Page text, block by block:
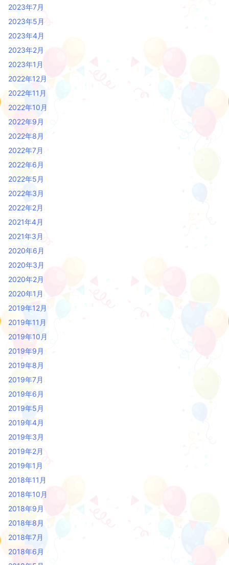
2023年7月
2023年5月
2023年4月
2023年2月
2023年1月
2022年12月
2022年11月
2022年10月
2022年9月
2022年8月
2022年7月
2022年6月
2022年5月
2022年3月
2022年2月
2021年4月
2021年3月
2020年6月
2020年3月
2020年2月
2020年1月
2019年12月
2019年11月
2019年10月
2019年9月
2019年8月
2019年7月
2019年6月
2019年5月
2019年4月
2019年3月
2019年2月
2019年1月
2018年11月
2018年10月
2018年9月
2018年8月
2018年7月
2018年6月